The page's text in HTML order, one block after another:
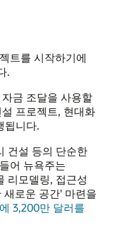
트를 시작하기에
.
금 조달을 사용할
프로젝트, 현대화
됩니다.
건설 등의 단순한
어 뉴욕주는
리모델링, 접근성
로운 공간' 마련을
3,200만 달러를